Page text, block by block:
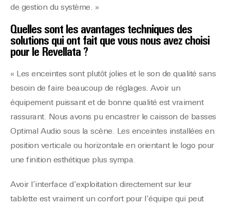
de gestion du système. »
Quelles sont les avantages techniques des
solutions qui ont fait que vous nous avez choisi
pour le Revellata ?
« Les enceintes sont plutôt jolies et le son de qualité sans
besoin de faire beaucoup de réglages. Avoir un
équipement puissant et de bonne qualité est vraiment
rassurant. Nous avons pu encastrer le caisson de basses
Optimal Audio sous la scène. Les enceintes installées en
position verticale ou horizontale en orientant le logo pour
une finition esthétique plus sympa.
Avoir l’interface d’exploitation directement sur leur
tablette est vraiment un confort pour l’équipe qui peut